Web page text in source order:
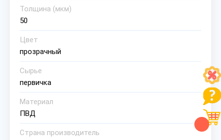
Толщина (мкм)
50
Цвет
прозрачный
Сырье
первичка
Материал
ПВД
Страна производитель